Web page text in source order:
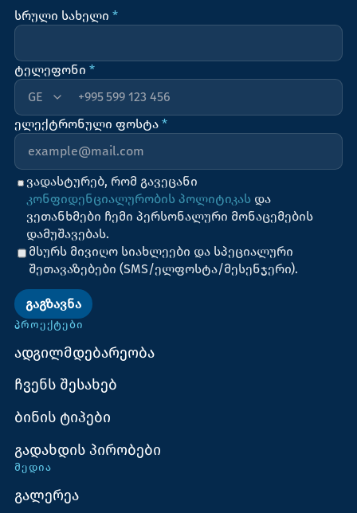
სრული სახელი*
ტელეფონი *
+995
ელექტრონული ფოსტა *
ვადასტურებ, რომ გავეცანი
კონფიდენციალურობის პოლიტიკას და
ვეთანხმები ჩემი პერსონალური მონაცემების
დამუშავებას.
მსურს მივიღო სიახლეები და სპეციალური
შეთავაზებები (SMS/ელფოსტა/მესენჯერი).
ᲒᲐᲒᲖᲐᲕᲜᲐ
ᲞᲠᲝᲔᲥᲢᲔᲑᲘ
ადგილმდებარეობა
ჩვენს შესახებ
ბინის ტიპები
გადახდის პირობები
ᲛᲔᲓᲘᲐ
გალერეა